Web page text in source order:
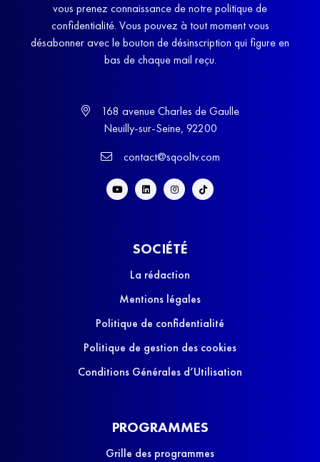
vous prenez connaissance de notre politique de
confidentialité. Vous pouvez à tout moment vous
désabonner avec le bouton de désinscription qui figure en
bas de chaque mail reçu.
168 avenue Charles de Gaulle
Neuilly-sur-Seine, 92200
contact@sqooltv.com
SOCIÉTÉ
La rédaction
Mentions légales
Politique de confidentialité
Politique de gestion des cookies
Conditions Générales d’Utilisation
PROGRAMMES
Grille des programmes